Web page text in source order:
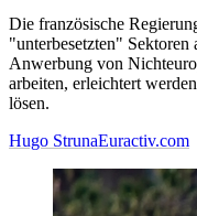
Die französische
"unterbesetzten"
Anwerbung von
arbeiten, erleichtert
lösen.
Hugo StrunaEuractiv.com